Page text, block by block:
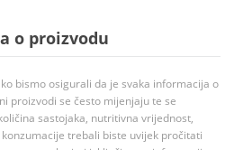
o proizvodu
bismo osigurali da je svaka informacija o
proizvodi se često mijenjaju te se
sastojaka, nutritivna vrijednost,
trebali biste uvijek pročitati